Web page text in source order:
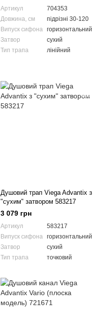
Артикул
704353
Довжина, см
підрізні 30-120
Випуск сифона горизонтальний
Затвор
сухий
Тип трапа
лінійний
Душовий трап Viega Advantix з
"сухим" затвором 583217
3 079 грн
Артикул
583217
Випуск сифона горизонтальний
Затвор
сухий
Тип трапа
точковий